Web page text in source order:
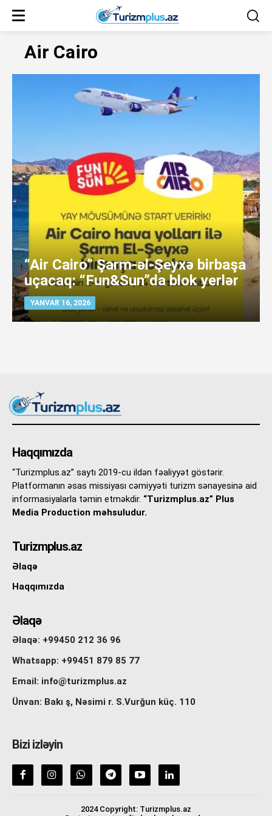
Air Cairo
“Air Cairo” Şarm-əl-Şeyxə birbaşa
uçacaq: “Fun&Sun”da blok yerlər
YANVAR 16, 2026
Haqqımızda
“Turizmplus.az” saytı 2019-cu ildən fəaliyyət göstərir.
Platformanın əsas missiyası cəmiyyəti turizm sənayesinə aid
informasiyalarla təmin etməkdir. “Turizmplus.az” Plus
Media Production məhsuludur.
Turizmplus.az
Əlaqə
Haqqımızda
Əlaqə
Əlaqə: +99450 212 36 96
Whatsapp: +99451 879 85 77
Email: info@turizmplus.az
Ünvan: Bakı ş, Nəsimi r. S.Vurğun küç. 110
Bizi izləyin
2024 Copyright: Turizmplus.az